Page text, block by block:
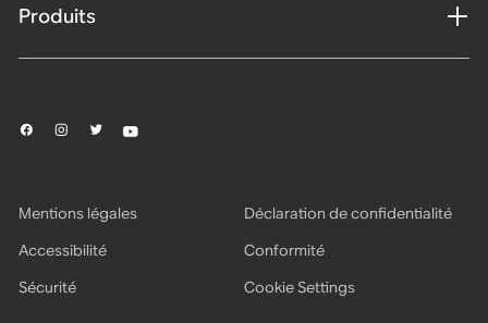
Produits
Mentions légales
Déclaration de confidentialité
Accessibilité
Conformité
Sécurité
Cookie Settings